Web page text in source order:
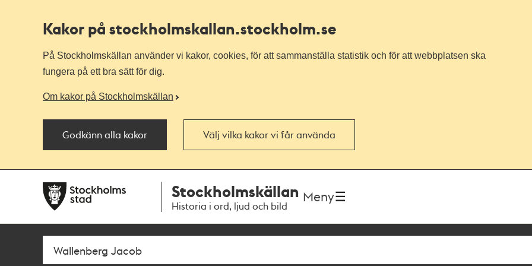
Kakor på stockholmskallan.stockholm.se
På Stockholmskällan använder vi kakor, cookies, för att sammanställa statistik och för att webbplatsen ska
fungera på ett bra sätt för dig.
Om kakor på Stockholmskällan
Godkänn alla kakor Välj vilka kakor vi får använda
navigationen
huvudinnehållet
Stockholmskällan
Historia i ord, ljud och bild
Meny
Sök